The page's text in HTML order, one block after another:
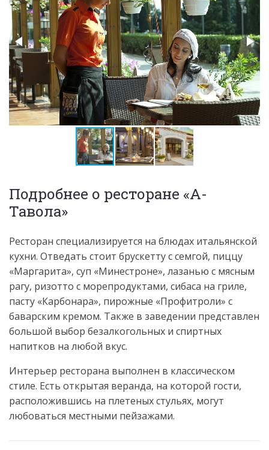
Подробнее о ресторане «А-
Тавола»
Ресторан специализируется на блюдах итальянской
кухни. Отведать стоит брускетту с семгой, пиццу
«Маргарита», суп «Минестроне», лазанью с мясным
рагу, ризотто с морепродуктами, сибаса на гриле,
пасту «Карбонара», пирожные «Профитроли» с
баварским кремом. Также в заведении представлен
большой выбор безалкогольных и спиртных
напитков на любой вкус.
Интерьер ресторана выполнен в классическом
стиле. Есть открытая веранда, на которой гости,
расположившись на плетеных стульях, могут
любоваться местными пейзажами.